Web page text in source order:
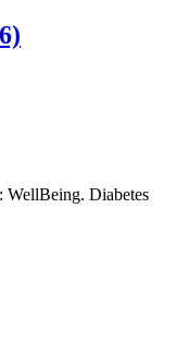
: WellBeing. Diabetes